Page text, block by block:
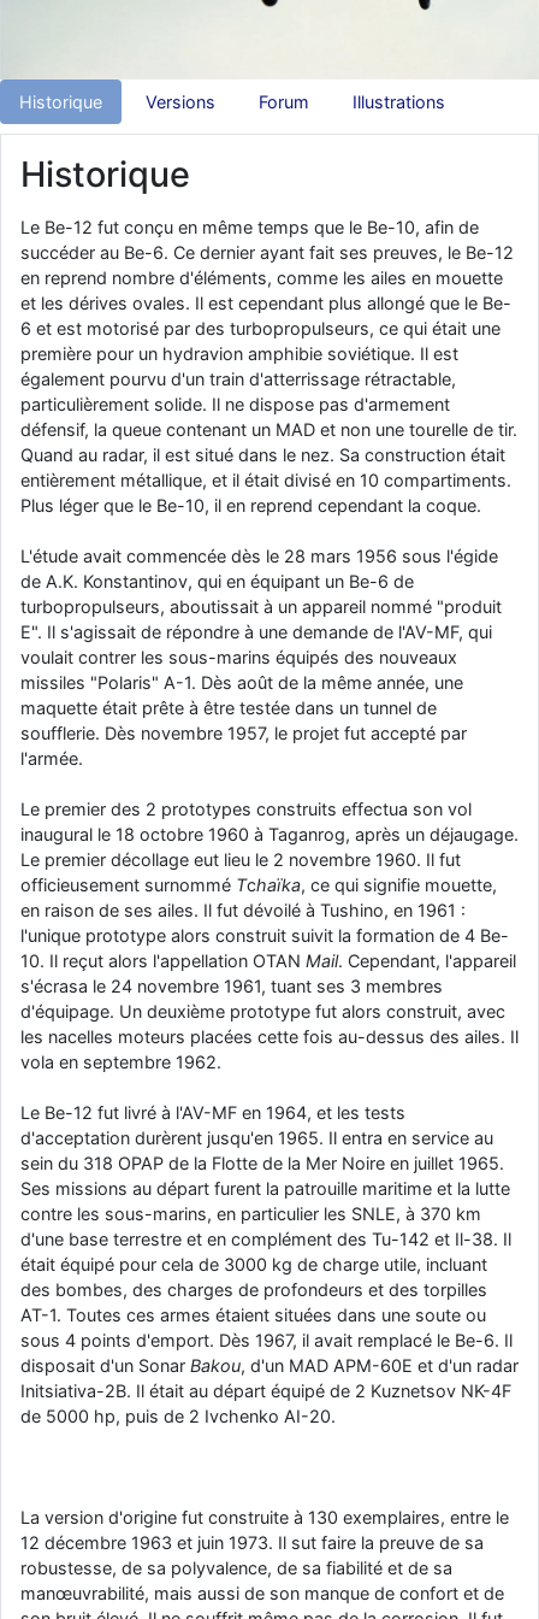
comme le Prytanée dans la Sarthe, ça ne peut pas faire de mal !
d9pouces: C'est plutôt après le lycée, voire après une prépa
yaellerigolow : bonjour a tous je suis un élève de première
le lycée pour s'orienter et pouvoir devenir officier de l'armée de l'air?
d9pouces: lesquels, par exemple ?
mahmoud: bonsoir, très instructif ce site .mais nous aimerions avoir
les photo des anciens appareils de l'armée de l'air de la haute -volta
d9pouces: Ça me casse quand même bien les pieds, j’avoue
jericho: Pour moi tout est à nouveau OK dirait-on… Merci à toi.
d9pouces
: En espérant n’avoir coupé les accessoires de personne
au passage !
d9pouces: j'ai trouvé un palliatif un peu violent, mais ça devrait aller
d9pouces: cette fois, c'est le Brésil et Singapour qui mettent le site
par terre
jericho: Ah ben je peux te confirmer que j'étais resté dans le filtre…
d9pouces : Désolé ! Mon filtrage a été un peu trop violent
manifestement
tout voir
Historique Versions Forum Illustrations
Historique
Le Be-12 fut conçu en même temps que le Be-10, afin de
succéder au Be-6. Ce dernier ayant fait ses preuves, le Be-12
en reprend nombre d'éléments, comme les ailes en mouette
et les dérives ovales. Il est cependant plus allongé que le Be-
6 et est motorisé par des turbopropulseurs, ce qui était une
première pour un hydravion amphibie soviétique. Il est
également pourvu d'un train d'atterrissage rétractable,
particulièrement solide. Il ne dispose pas d'armement
défensif, la queue contenant un MAD et non une tourelle de tir.
Quand au radar, il est situé dans le nez. Sa construction était
entièrement métallique, et il était divisé en 10 compartiments.
Plus léger que le Be-10, il en reprend cependant la coque.
L'étude avait commencée dès le 28 mars 1956 sous l'égide
de A.K. Konstantinov, qui en équipant un Be-6 de
turbopropulseurs, aboutissait à un appareil nommé "produit
E". Il s'agissait de répondre à une demande de l'AV-MF, qui
voulait contrer les sous-marins équipés des nouveaux
missiles "Polaris" A-1. Dès août de la même année, une
maquette était prête à être testée dans un tunnel de
soufflerie. Dès novembre 1957, le projet fut accepté par
l'armée.
Le premier des 2 prototypes construits effectua son vol
inaugural le 18 octobre 1960 à Taganrog, après un déjaugage.
Le premier décollage eut lieu le 2 novembre 1960. Il fut
officieusement surnommé Tchaïka, ce qui signifie mouette,
en raison de ses ailes. Il fut dévoilé à Tushino, en 1961 :
l'unique prototype alors construit suivit la formation de 4 Be-
10. Il reçut alors l'appellation OTAN Mail. Cependant, l'appareil
s'écrasa le 24 novembre 1961, tuant ses 3 membres
d'équipage. Un deuxième prototype fut alors construit, avec
les nacelles moteurs placées cette fois au-dessus des ailes. Il
vola en septembre 1962.
Le Be-12 fut livré à l'AV-MF en 1964, et les tests
d'acceptation durèrent jusqu'en 1965. Il entra en service au
sein du 318 OPAP de la Flotte de la Mer Noire en juillet 1965.
Ses missions au départ furent la patrouille maritime et la lutte
contre les sous-marins, en particulier les SNLE, à 370 km
d'une base terrestre et en complément des Tu-142 et Il-38. Il
était équipé pour cela de 3000 kg de charge utile, incluant
des bombes, des charges de profondeurs et des torpilles
AT-1. Toutes ces armes étaient situées dans une soute ou
sous 4 points d'emport. Dès 1967, il avait remplacé le Be-6. Il
disposait d'un Sonar Bakou, d'un MAD APM-60E et d'un radar
Initsiativa-2B. Il était au départ équipé de 2 Kuznetsov NK-4F
de 5000 hp, puis de 2 Ivchenko AI-20.
La version d'origine fut construite à 130 exemplaires, entre le
12 décembre 1963 et juin 1973. Il sut faire la preuve de sa
robustesse, de sa polyvalence, de sa fiabilité et de sa
manœuvrabilité, mais aussi de son manque de confort et de